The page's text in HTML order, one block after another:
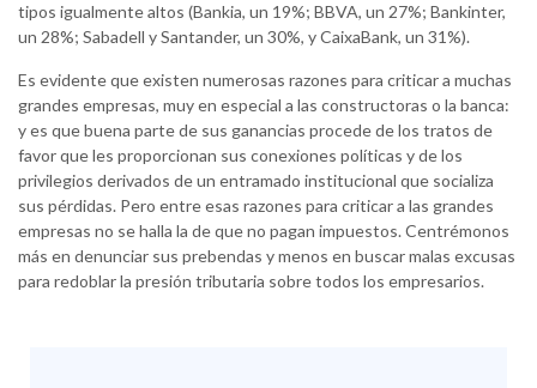
tipos igualmente altos (Bankia, un 19%; BBVA, un 27%; Bankinter,
un 28%; Sabadell y Santander, un 30%, y CaixaBank, un 31%).
Es evidente que existen numerosas razones para criticar a muchas
grandes empresas, muy en especial a las constructoras o la banca:
y es que buena parte de sus ganancias procede de los tratos de
favor que les proporcionan sus conexiones políticas y de los
privilegios derivados de un entramado institucional que socializa
sus pérdidas. Pero entre esas razones para criticar a las grandes
empresas no se halla la de que no pagan impuestos. Centrémonos
más en denunciar sus prebendas y menos en buscar malas excusas
para redoblar la presión tributaria sobre todos los empresarios.